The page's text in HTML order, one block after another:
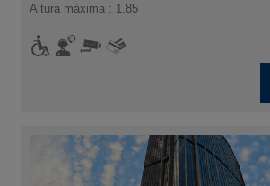
Altura máxima : 1.85